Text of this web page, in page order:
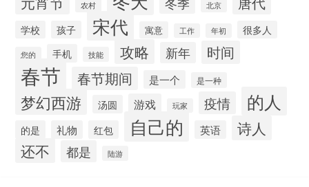
农村 北京
学校 孩子 宋代 寓意 工作 年初 很多人
您的 手机 技能 攻略 新年 时间
春节 春节期间 是一个 是一种
梦幻西游 汤圆 游戏 玩家 疫情 的人
的是 礼物 红包 自己的 英语
诗人
还不
都是 陆游